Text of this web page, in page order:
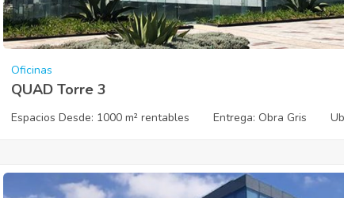
Oficinas
QUAD Torre 3
Espacios Desde: 1000 m² rentables Entrega: Obra Gris